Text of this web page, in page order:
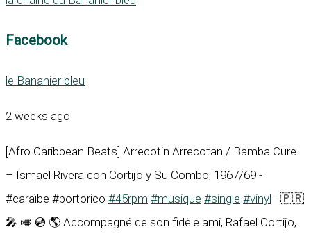
Facebook
le Bananier bleu
2 weeks ago
[Afro Caribbean Beats] Arrecotin Arrecotan / Bamba Cure
– Ismael Rivera con Cortijo y Su Combo, 1967/69 -
#caraïbe #portorico #45rpm #musique #single #vinyl - 🇵🇷
🎤 🎺 💿 🌎 Accompagné de son fidèle ami, Rafael Cortijo,